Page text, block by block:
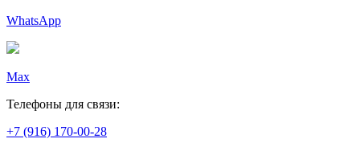
WhatsApp
Max
Телефоны для связи:
+7 (916) 170-00-28